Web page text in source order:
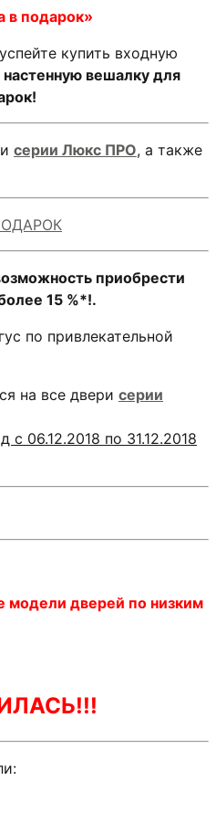
в подарок»
купить входную
настенную вешалку для
серии Люкс ПРО, а также
приобрести
15 %*!.
по привлекательной
на все двери серии
с 06.12.2018 по 31.12.2018
модели дверей по низким